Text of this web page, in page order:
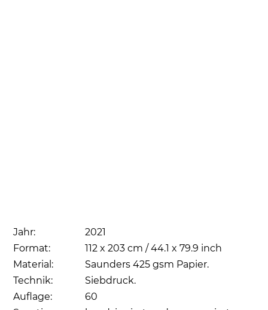
Jahr:
2021
Format:
112 x 203 cm / 44.1 x 79.9 inch
Material:
Saunders 425 gsm Papier.
Technik:
Siebdruck.
Auflage:
60